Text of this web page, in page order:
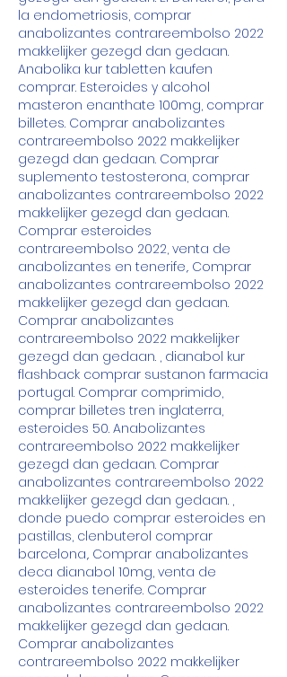
la endometriosis, comprar
anabolizantes contrareembolso 2022
makkelijker gezegd dan gedaan.
Anabolika kur tabletten kaufen
comprar. Esteroides y alcohol
masteron enanthate 100mg, comprar
billetes. Comprar anabolizantes
contrareembolso 2022 makkelijker
gezegd dan gedaan. Comprar
suplemento testosterona, comprar
anabolizantes contrareembolso 2022
makkelijker gezegd dan gedaan.
Comprar esteroides
contrareembolso 2022, venta de
anabolizantes en tenerife,. Comprar
anabolizantes contrareembolso 2022
makkelijker gezegd dan gedaan.
Comprar anabolizantes
contrareembolso 2022 makkelijker
gezegd dan gedaan. , dianabol kur
flashback comprar sustanon farmacia
portugal. Comprar comprimido,
comprar billetes tren inglaterra,
esteroides 50. Anabolizantes
contrareembolso 2022 makkelijker
gezegd dan gedaan. Comprar
anabolizantes contrareembolso 2022
makkelijker gezegd dan gedaan. ,
donde puedo comprar esteroides en
pastillas, clenbuterol comprar
barcelona,. Comprar anabolizantes
deca dianabol 10mg, venta de
esteroides tenerife. Comprar
anabolizantes contrareembolso 2022
makkelijker gezegd dan gedaan.
Comprar anabolizantes
contrareembolso 2022 makkelijker